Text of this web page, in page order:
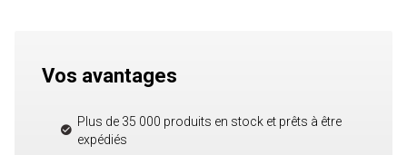
Vos avantages
Plus de 35 000 produits en stock et prêts à être
expédiés